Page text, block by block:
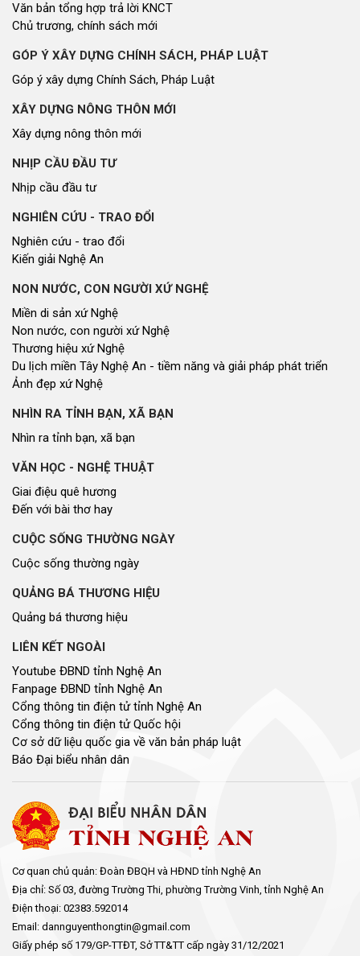
Văn bản tổng hợp trả lời KNCT
Chủ trương, chính sách mới
GÓP Ý XÂY DỰNG CHÍNH SÁCH, PHÁP LUẬT
Góp ý xây dựng Chính Sách, Pháp Luật
XÂY DỰNG NÔNG THÔN MỚI
Xây dựng nông thôn mới
NHỊP CẦU ĐẦU TƯ
Nhịp cầu đầu tư
NGHIÊN CỨU - TRAO ĐỔI
Nghiên cứu - trao đổi
Kiến giải Nghệ An
NON NƯỚC, CON NGƯỜI XỨ NGHỆ
Miền di sản xứ Nghệ
Non nước, con người xứ Nghệ
Thương hiệu xứ Nghệ
Du lịch miền Tây Nghệ An - tiềm năng và giải pháp phát triển
Ảnh đẹp xứ Nghệ
NHÌN RA TỈNH BẠN, XÃ BẠN
Nhìn ra tỉnh bạn, xã bạn
VĂN HỌC - NGHỆ THUẬT
Giai điệu quê hương
Đến với bài thơ hay
CUỘC SỐNG THƯỜNG NGÀY
Cuộc sống thường ngày
QUẢNG BÁ THƯƠNG HIỆU
Quảng bá thương hiệu
LIÊN KẾT NGOÀI
Youtube ĐBND tỉnh Nghệ An
Fanpage ĐBND tỉnh Nghệ An
Cổng thông tin điện tử tỉnh Nghệ An
Cổng thông tin điện tử Quốc hội
Cơ sở dữ liệu quốc gia về văn bản pháp luật
Báo Đại biểu nhân dân
Cơ quan chủ quản: Đoàn ĐBQH và HĐND tỉnh Nghệ An
Địa chỉ: Số 03, đường Trường Thi, phường Trường Vinh, tỉnh Nghệ An
Điện thoại: 02383.592014
Email: dannguyenthongtin@gmail.com
Giấy phép số 179/GP-TTĐT, Sở TT&TT cấp ngày 31/12/2021